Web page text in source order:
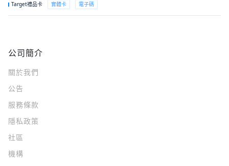
Target禮品卡 實體卡 電子碼
公司簡介
關於我們
公告
服務條款
隱私政策
社區
機構